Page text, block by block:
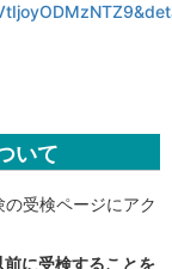
いて
受検ページにアク
に受検することを